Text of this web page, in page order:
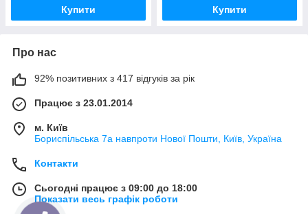
Купити Купити
Про нас
92% позитивних з 417 відгуків за рік
Працює з 23.01.2014
м. Київ
Бориспільська 7а навпроти Нової Пошти, Київ, Україна
Контакти
Сьогодні працює з 09:00 до 18:00
Показати весь графік роботи